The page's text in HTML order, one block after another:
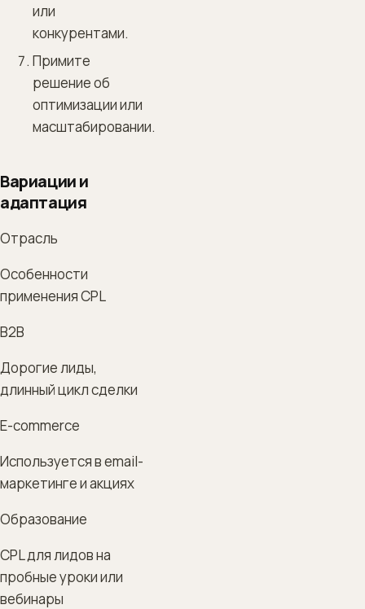
или
конкурентами.
Примите
решение об
оптимизации или
масштабировании.
Вариации и
адаптация
Отрасль
Особенности
применения CPL
B2B
Дорогие лиды,
длинный цикл сделки
E-commerce
Используется в email-
маркетинге и акциях
Образование
CPL для лидов на
пробные уроки или
вебинары